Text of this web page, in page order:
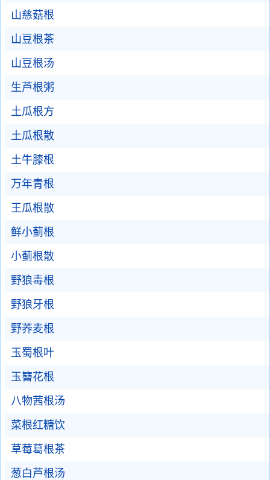
山慈菇根
山豆根茶
山豆根汤
生芦根粥
土瓜根方
土瓜根散
土牛膝根
万年青根
王瓜根散
鲜小蓟根
小蓟根散
野狼毒根
野狼牙根
野荞麦根
玉蜀根叶
玉簪花根
八物茜根汤
菜根红糖饮
草莓葛根茶
葱白芦根汤